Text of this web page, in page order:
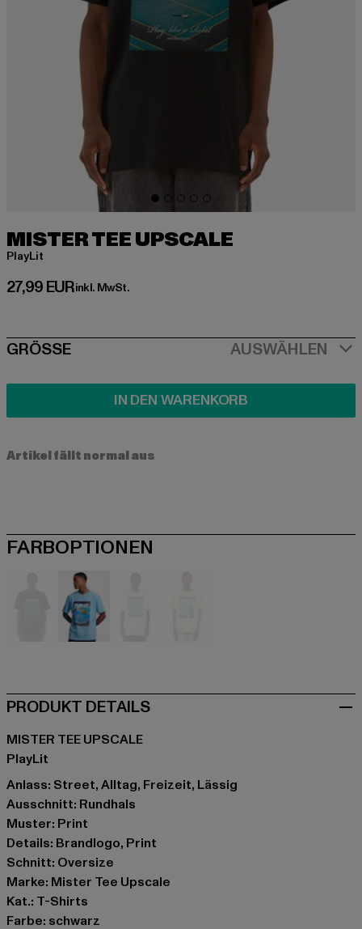
MISTER TEE UPSCALE
PlayLit
27,99 EUR
Derzeitiger Preis: 27,99 EUR
inkl. MwSt.
SIZE
GRÖSSE AUSWÄHLEN
IN DEN WARENKORB
Artikel fällt normal aus
FARBOPTIONEN
PRODUKT DETAILS
MISTER TEE UPSCALE
PlayLit
Anlass: Street, Alltag, Freizeit, Lässig
Ausschnitt: Rundhals
Muster: Print
Details: Brandlogo, Print
Schnitt: Oversize
Marke: Mister Tee Upscale
Kat.: T-Shirts
Farbe: schwarz